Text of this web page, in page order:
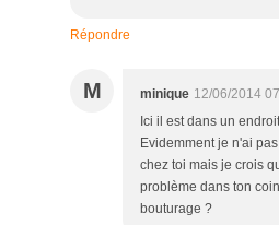
Répondre
M minique 12/06/2014
Ici il est dans un
Evidemment je n'ai
chez toi mais je crois
problème dans ton
bouturage ?